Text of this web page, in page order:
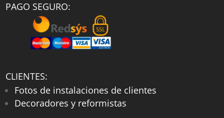
PAGO SEGURO:
CLIENTES:
Fotos de instalaciones de clientes
Decoradores y reformistas